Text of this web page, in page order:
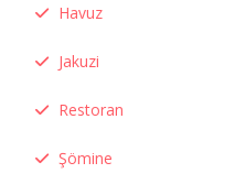
Havuz
Jakuzi
Restoran
Şömine